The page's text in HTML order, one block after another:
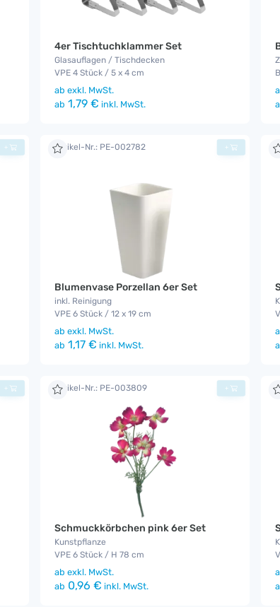
4er Tischtuchklammer Set
Glasauflagen / Tischdecken
VPE 4 Stück / 5 x 4 cm
ab exkl. MwSt.
ab 1,79 € inkl. MwSt.
+ Artikel-Nr.: PE-002782
Blumenvase Porzellan 6er Set
inkl. Reinigung
VPE 6 Stück / 12 x 19 cm
ab exkl. MwSt.
ab 1,17 € inkl. MwSt.
+
+ Artikel-Nr.: PE-003809
Schmuckkörbchen pink 6er Set
Kunstpflanze
VPE 6 Stück / H 78 cm
ab exkl. MwSt.
ab 0,96 € inkl. MwSt.
+